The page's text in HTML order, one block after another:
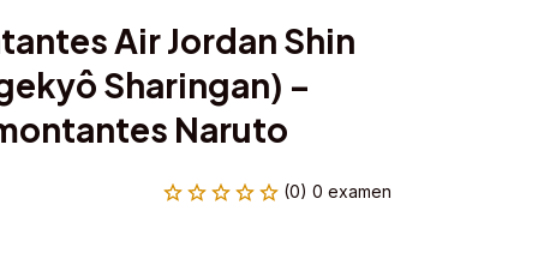
Air Jordan Shin
Sharingan) –
Naruto
(0) 0 examen